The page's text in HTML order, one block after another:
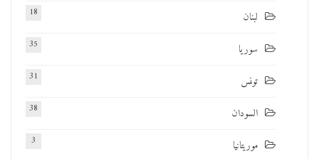
لبنان 18
سوريا 35
تونس 31
السودان 38
موريتانيا 3